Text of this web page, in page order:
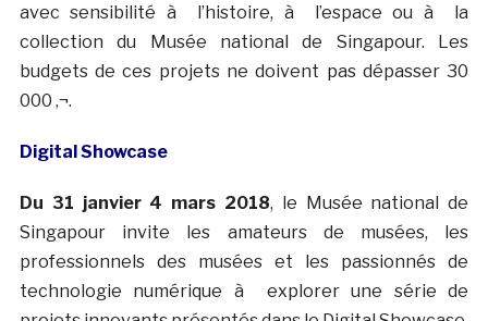
avec sensibilité à l’histoire, à l’espace ou à la
collection du Musée national de Singapour. Les
budgets de ces projets ne doivent pas dépasser 30
000 ‚¬.
Digital Showcase
Du 31 janvier 4 mars 2018, le Musée national de
Singapour invite les amateurs de musées, les
professionnels des musées et les passionnés de
technologie numérique à explorer une série de